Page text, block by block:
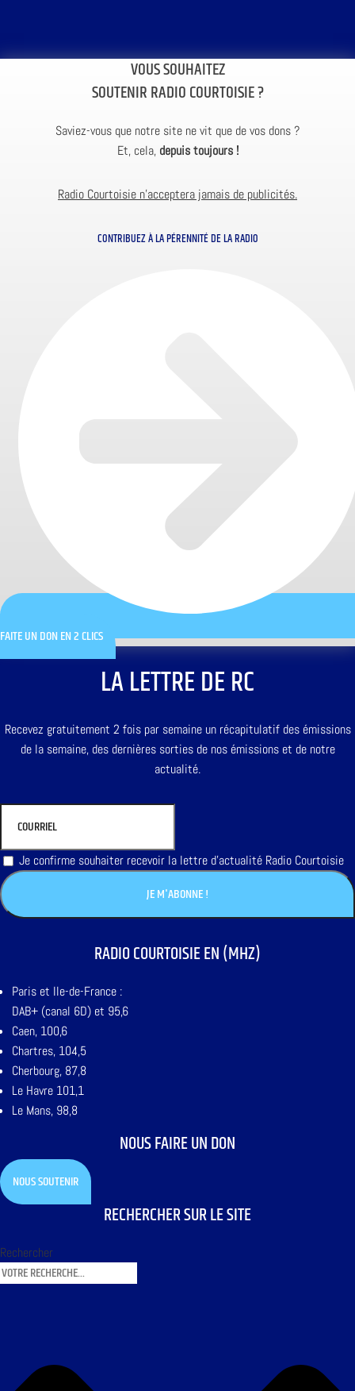
VOUS SOUHAITEZ
SOUTENIR RADIO COURTOISIE ?
Saviez-vous que notre site ne vit que de vos dons ?
Et, cela, depuis toujours !
Radio Courtoisie n’acceptera jamais de publicités.
CONTRIBUEZ À LA PÉRENNITÉ DE LA RADIO
FAITE UN DON EN 2 CLICS
LA LETTRE DE RC
Recevez gratuitement 2 fois par semaine un récapitulatif des émissions
de la semaine, des dernières sorties de nos émissions et de notre
actualité.
Je confirme souhaiter recevoir la lettre d'actualité Radio Courtoisie
RADIO COURTOISIE EN (MHZ)
Paris et Ile-de-France :
DAB+ (canal 6D) et 95,6
Caen, 100,6
Chartres, 104,5
Cherbourg, 87,8
Le Havre 101,1
Le Mans, 98,8
NOUS FAIRE UN DON
NOUS SOUTENIR
RECHERCHER SUR LE SITE
Rechercher